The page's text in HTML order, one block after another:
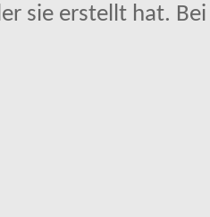
sie erstellt hat.